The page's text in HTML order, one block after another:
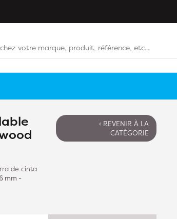
de cinta
mm -
‹ REVENIR À LA
CATÉGORIE